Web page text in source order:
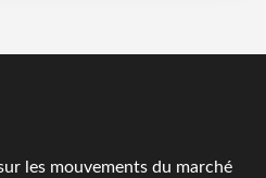
les mouvements du marché